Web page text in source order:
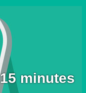
minutes